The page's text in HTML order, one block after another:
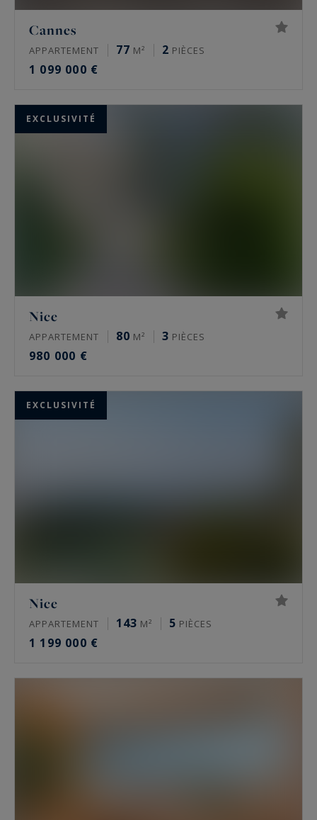
Cannes
APPARTEMENT 77 M² 2 PIÈCES
1 099 000 €
EXCLUSIVITÉ
Nice
APPARTEMENT 80 M² 3 PIÈCES
980 000 €
EXCLUSIVITÉ
Nice
APPARTEMENT 143 M² 5 PIÈCES
1 199 000 €